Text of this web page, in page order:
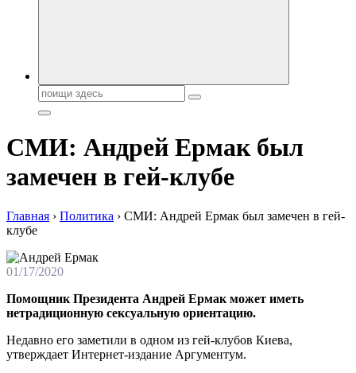
Поиск:
СМИ: Андрей Ермак был
замечен в гей-клубе
Главная › Политика › СМИ: Андрей Ермак был замечен в гей-
клубе
01/17/2020
Помощник Президента Андрей Ермак может иметь
нетрадиционную сексуальную ориентацию.
Недавно его заметили в одном из гей-клубов Киева,
утверждает Интернет-издание Аргументум.